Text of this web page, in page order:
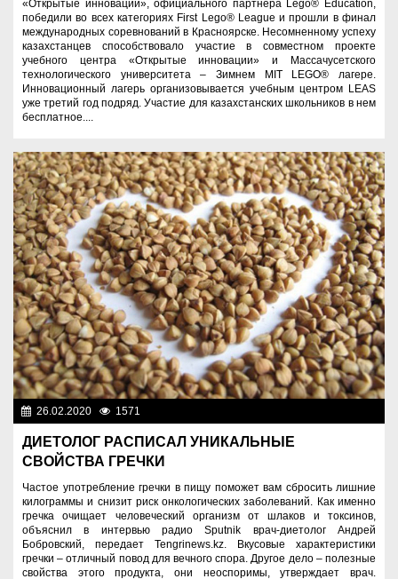
«Открытые инновации», официального партнера Lego® Education,
победили во всех категориях First Lego® League и прошли в финал
международных соревнований в Красноярске. Несомненному успеху
казахстанцев способствовало участие в совместном проекте
учебного центра «Открытые инновации» и Массачусетского
технологического университета – Зимнем MIT LEGO® лагере.
Инновационный лагерь организовывается учебным центром LEAS
уже третий год подряд. Участие для казахстанских школьников в нем
бесплатное....
26.02.2020 1571
ДИЕТОЛОГ РАСПИСАЛ УНИКАЛЬНЫЕ
СВОЙСТВА ГРЕЧКИ
Частое употребление гречки в пищу поможет вам сбросить лишние
килограммы и снизит риск онкологических заболеваний. Как именно
гречка очищает человеческий организм от шлаков и токсинов,
объяснил в интервью радио Sputnik врач-диетолог Андрей
Бобровский, передает Tengrinews.kz. Вкусовые характеристики
гречки – отличный повод для вечного спора. Другое дело – полезные
свойства этого продукта, они неоспоримы, утверждает врач.